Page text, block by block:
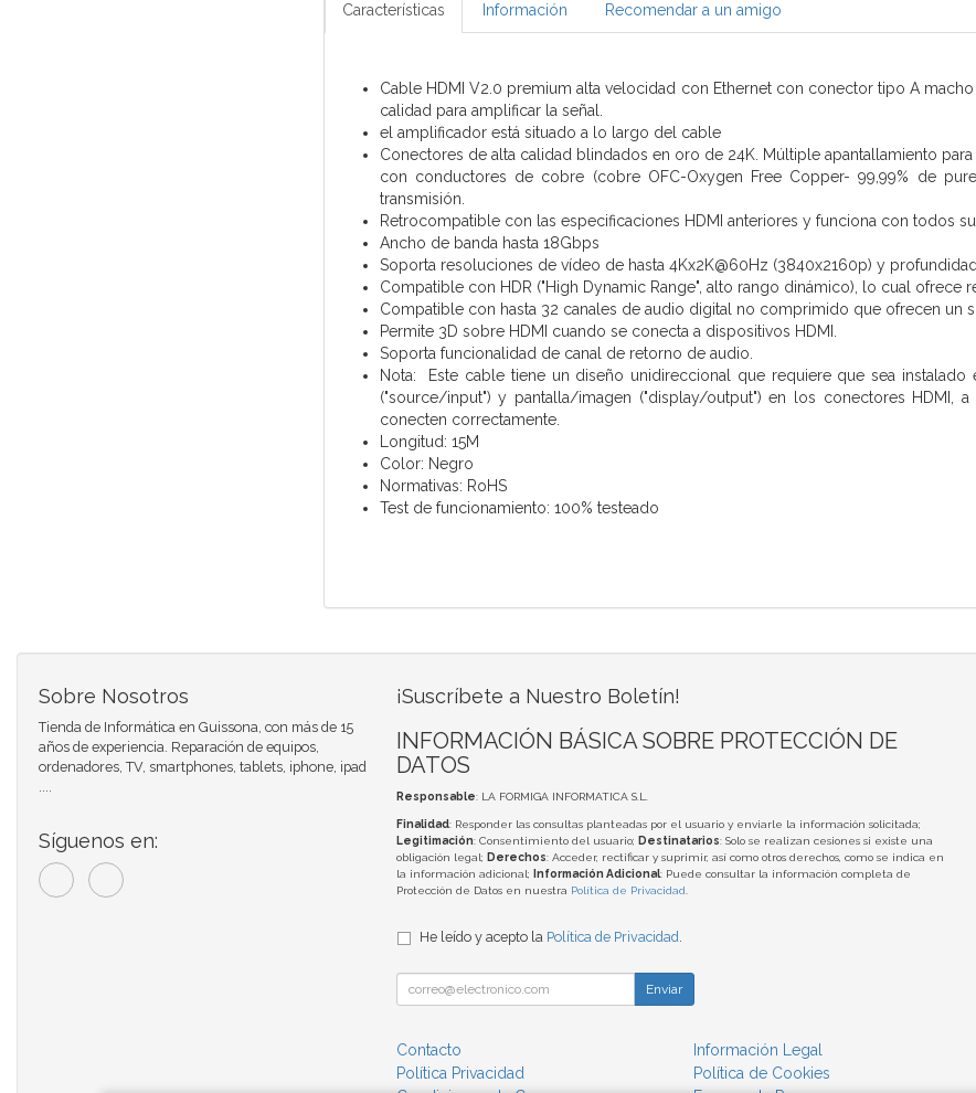
Características Información Recomendar a un amigo
Cable HDMI V2.0 premium alta velocidad con Ethernet con conector tipo A
calidad para amplificar la señal.
el amplificador está situado a lo largo del cable
Conectores de alta calidad blindados en oro de 24K. Múltiple apantallamiento
con conductores de cobre (cobre OFC-Oxygen Free Copper- 99,99% de
transmisión.
Retrocompatible con las especificaciones HDMI anteriores y funciona con todos
Ancho de banda hasta 18Gbps
Soporta resoluciones de vídeo de hasta 4Kx2K@60Hz (3840x2160p) y
Compatible con HDR ("High Dynamic Range", alto rango dinámico), lo cual ofrece
Compatible con hasta 32 canales de audio digital no comprimido que ofrecen un
Permite 3D sobre HDMI cuando se conecta a dispositivos HDMI.
Soporta funcionalidad de canal de retorno de audio.
Nota: Este cable tiene un diseño unidireccional que requiere que sea
("source/input") y pantalla/imagen ("display/output") en los conectores HDMI,
conecten correctamente.
Longitud: 15M
Color: Negro
Normativas: RoHS
Test de funcionamiento: 100% testeado
Sobre Nosotros
Tienda de Informática en Guissona, con más de 15
años de experiencia. Reparación de equipos,
ordenadores, TV, smartphones, tablets, iphone, ipad
....
Síguenos en:
¡Suscríbete a Nuestro Boletín!
INFORMACIÓN BÁSICA SOBRE PROTECCIÓN DE
DATOS
Responsable: LA FORMIGA INFORMATICA S.L.
Finalidad: Responder las consultas planteadas por el usuario y enviarle la información solicitada;
Legitimación: Consentimiento del usuario; Destinatarios: Solo se realizan cesiones si existe una
obligación legal; Derechos: Acceder, rectificar y suprimir, así como otros derechos, como se indica en
la información adicional;
Información Adicional: Puede consultar la información completa de
Protección de Datos en nuestra Política de Privacidad.
He leído y acepto la Política de Privacidad.
Enviar
Contacto
Información Legal
Política Privacidad
Política de Cookies